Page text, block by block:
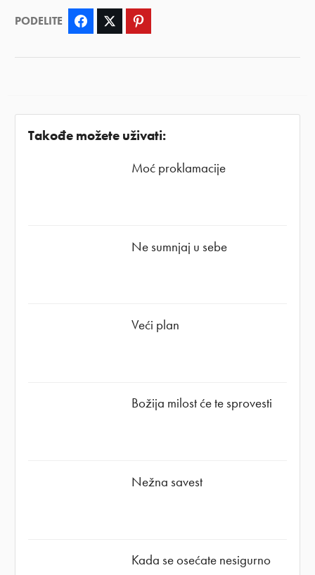
PODELITE Facebook Twitter
Takođe možete uživati:
Moć proklamacije
Ne sumnjaj u sebe
Veći plan
Božija milost će te sprovesti
Nežna savest
Kada se osećate nesigurno